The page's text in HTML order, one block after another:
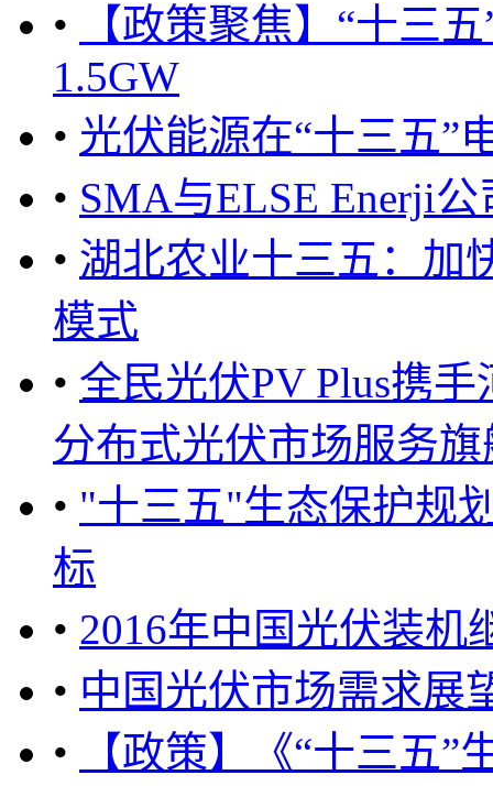
•
【政策聚焦】“十三
1.5GW
• 光伏能源在“十三五”
• SMA与ELSE Enerji
• 湖北农业十三五：加
模式
• 全民光伏PV Plus携
分布式光伏市场服务旗
• "十三五"生态保护规
标
• 2016年中国光伏装机
• 中国光伏市场需求展
•
【政策】《“十三五